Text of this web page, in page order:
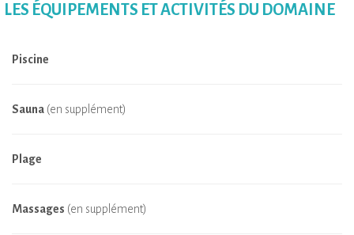
LES ÉQUIPEMENTS ET ACTIVITÉS DU DOMAINE
Piscine
Sauna (en supplément)
Plage
Massages (en supplément)